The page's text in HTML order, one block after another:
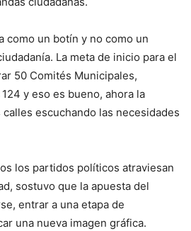
como un botín y no como un
La meta de inicio para el
50 Comités Municipales,
y eso es bueno, ahora la
escuchando las necesidades
los partidos políticos atraviesan
sostuvo que la apuesta del
entrar a una etapa de
una nueva imagen gráfica.